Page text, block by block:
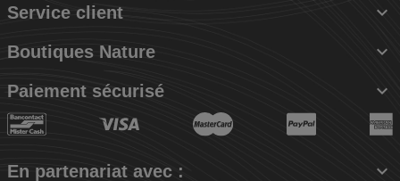
Service client 
Boutiques Nature 
Paiement sécurisé 
En partenariat avec : 